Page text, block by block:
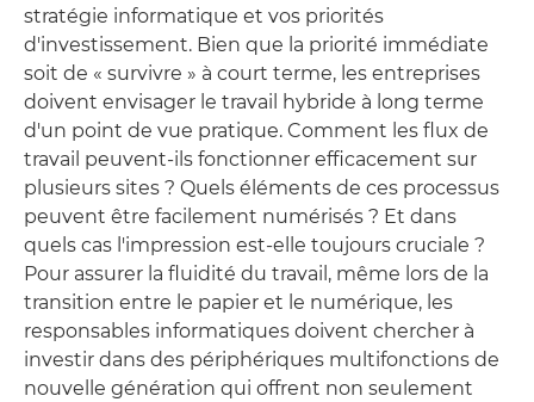
stratégie informatique et vos priorités
d'investissement. Bien que la priorité immédiate
soit de « survivre » à court terme, les entreprises
doivent envisager le travail hybride à long terme
d'un point de vue pratique. Comment les flux de
travail peuvent-ils fonctionner efficacement sur
plusieurs sites ? Quels éléments de ces processus
peuvent être facilement numérisés ? Et dans
quels cas l'impression est-elle toujours cruciale ?
Pour assurer la fluidité du travail, même lors de la
transition entre le papier et le numérique, les
responsables informatiques doivent chercher à
investir dans des périphériques multifonctions de
nouvelle génération qui offrent non seulement